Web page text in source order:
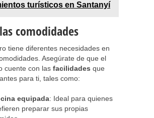
turísticos en Santanyí
comodidades
tiene diferentes necesidades en
Asegúrate de que el
cuente con las facilidades que
para ti, tales como:
equipada: Ideal para quienes
preparar sus propias